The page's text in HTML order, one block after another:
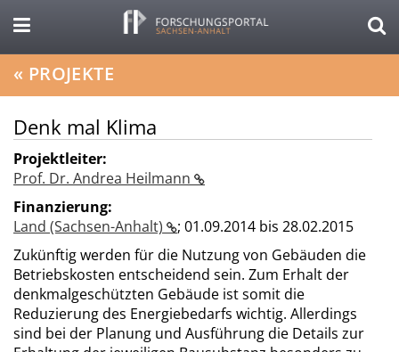
« PROJEKTE
Denk mal Klima
Projektleiter:
Prof. Dr. Andrea Heilmann
Finanzierung:
Land (Sachsen-Anhalt)
; 01.09.2014 bis 28.02.2015
Zukünftig werden für die Nutzung von Gebäuden die
Betriebskosten entscheidend sein. Zum Erhalt der
denkmalgeschützten Gebäude ist somit die
Reduzierung des Energiebedarfs wichtig. Allerdings
sind bei der Planung und Ausführung die Details zur